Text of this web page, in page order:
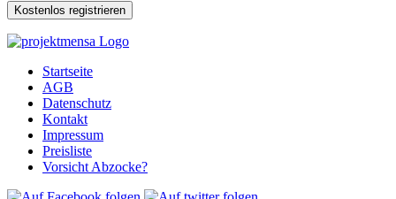
Startseite
AGB
Datenschutz
Kontakt
Impressum
Preisliste
Vorsicht Abzocke?